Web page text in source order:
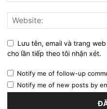
Lưu tên, email và trang
cho lần tiếp theo tôi nhận xét.
Notify me of follow-up
Notify me of new posts by